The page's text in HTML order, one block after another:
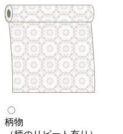
柄物